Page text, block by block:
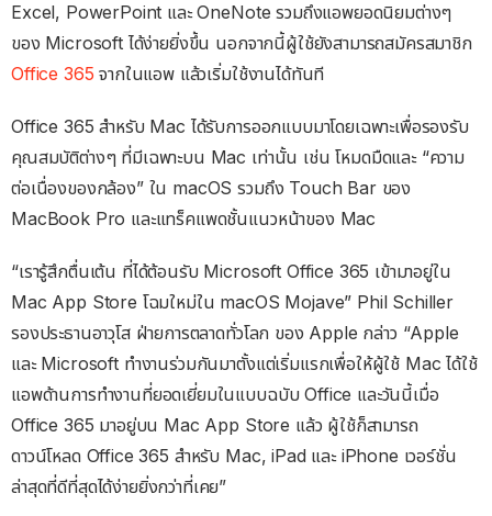
Excel, PowerPoint และ OneNote รวมถึงแอพยอดนิยมต่างๆ
ของ Microsoft ได้ง่ายยิ่งขึ้น นอกจากนี้ผู้ใช้ยังสามารถสมัครสมาชิก
Office 365 จากในแอพ แล้วเริ่มใช้งานได้ทันที
Office 365 สำหรับ Mac ได้รับการออกแบบมาโดยเฉพาะเพื่อรองรับ
คุณสมบัติต่างๆ ที่มีเฉพาะบน Mac เท่านั้น เช่น โหมดมืดและ “ความ
ต่อเนื่องของกล้อง” ใน macOS รวมถึง Touch Bar ของ
MacBook Pro และแทร็คแพดชั้นแนวหน้าของ Mac
“เรารู้สึกตื่นเต้น ที่ได้ต้อนรับ Microsoft Office 365 เข้ามาอยู่ใน
Mac App Store โฉมใหม่ใน macOS Mojave” Phil Schiller
รองประธานอาวุโส ฝ่ายการตลาดทั่วโลก ของ Apple กล่าว “Apple
และ Microsoft ทำงานร่วมกันมาตั้งแต่เริ่มแรกเพื่อให้ผู้ใช้ Mac ได้ใช้
แอพด้านการทำงานที่ยอดเยี่ยมในแบบฉบับ Office และวันนี้เมื่อ
Office 365 มาอยู่บน Mac App Store แล้ว ผู้ใช้ก็สามารถ
ดาวน์โหลด Office 365 สำหรับ Mac, iPad และ iPhone เวอร์ชั่น
ล่าสุดที่ดีที่สุดได้ง่ายยิ่งกว่าที่เคย”